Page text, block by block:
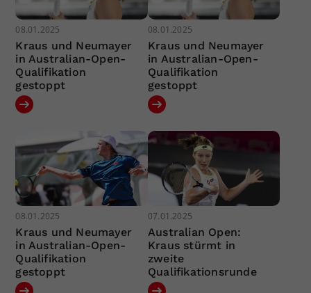
08.01.2025
Kraus und Neumayer
in Australian-Open-
Qualifikation
gestoppt
08.01.2025
Kraus und Neumayer
in Australian-Open-
Qualifikation
gestoppt
08.01.2025
Kraus und Neumayer
in Australian-Open-
Qualifikation
gestoppt
07.01.2025
Australian Open:
Kraus stürmt in
zweite
Qualifikationsrunde